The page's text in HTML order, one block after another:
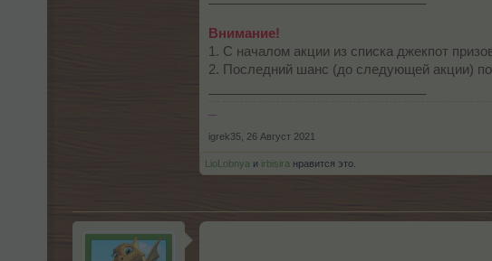
Внимание!
1. С началом акции из списка джекпот
2. Последний шанс (до следующей акции)
---
igrek35 26 Август 2021
LioLobnya и irbisira нравится это.